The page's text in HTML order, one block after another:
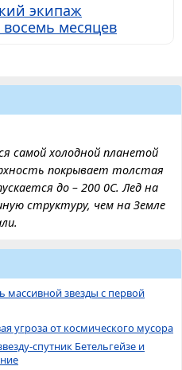
экипаж
месяцев
самой холодной планетой
покрывает толстая
до – 200 0С. Лед на
структуру, чем на Земле
массивной звезды с первой
угроза от космического мусора
спутник Бетельгейзе и